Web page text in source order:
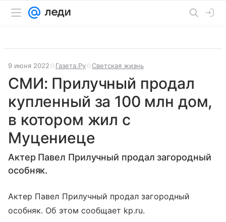
9 июня 2022 Газета.Ру Светская жизнь
СМИ: Прилучный продал
купленный за 100 млн дом,
в котором жил с
Муцениеце
Актер Павел Прилучный продал загородный
особняк.
Актер Павел Прилучный продал загородный
особняк. Об этом сообщает kp.ru.